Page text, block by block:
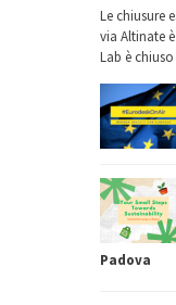
Le chiusure
via Altinate
Lab è
Padova